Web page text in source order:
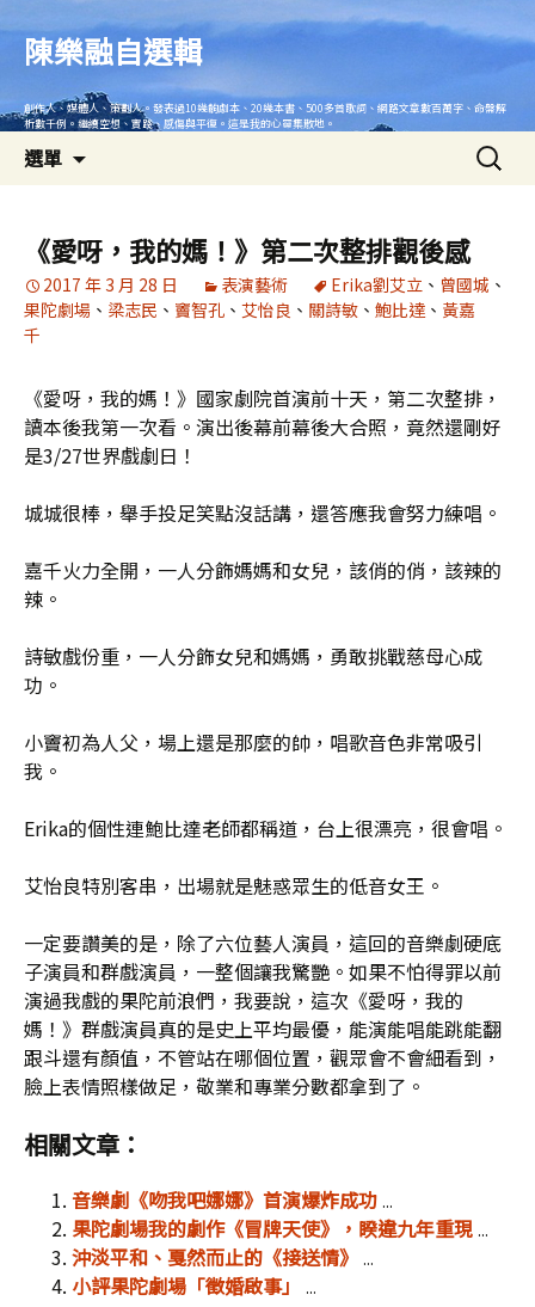
內
陳樂融自選輯
創作人、媒體人、策劃人。發表過10幾齣劇本、20幾本書、500多首歌詞、網路文章數百萬字、命盤解
析數千例。繼續空想、實踐、感傷與平復。這是我的心靈集散地。
選單
搜
尋
字:
《愛呀，我的媽！》第二次整排觀後感
2017 年 3 月 28 日 表演藝術 Erika劉艾立 、 曾國城 、
果陀劇場 、 梁志民 、 竇智孔 、 艾怡良 、 關詩敏 、 鮑比達 、 黃嘉
千
《愛呀，我的媽！》國家劇院首演前十天，第二次整排，
讀本後我第一次看。演出後幕前幕後大合照，竟然還剛好
是3/27世界戲劇日！
城城很棒，舉手投足笑點沒話講，還答應我會努力練唱。
嘉千火力全開，一人分飾媽媽和女兒，該俏的俏，該辣的
辣。
詩敏戲份重，一人分飾女兒和媽媽，勇敢挑戰慈母心成
功。
小竇初為人父，場上還是那麼的帥，唱歌音色非常吸引
我。
Erika的個性連鮑比達老師都稱道，台上很漂亮，很會唱。
艾怡良特別客串，出場就是魅惑眾生的低音女王。
一定要讚美的是，除了六位藝人演員，這回的音樂劇硬底
子演員和群戲演員，一整個讓我驚艷。如果不怕得罪以前
演過我戲的果陀前浪們，我要說，這次《愛呀，我的
媽！》群戲演員真的是史上平均最優，能演能唱能跳能翻
跟斗還有顏值，不管站在哪個位置，觀眾會不會細看到，
臉上表情照樣做足，敬業和專業分數都拿到了。
相關文章：
音樂劇《吻我吧娜娜》首演爆炸成功 ...
果陀劇場我的劇作《冒牌天使》，睽違九年重現 ...
沖淡平和、戛然而止的《接送情》 ...
小評果陀劇場「徵婚啟事」 ...